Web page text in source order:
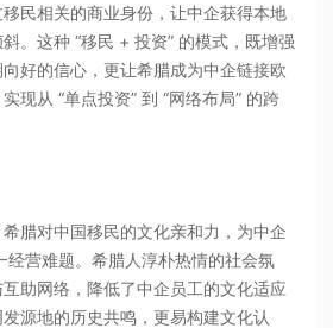
民相关的商业身份，让中企获得本地
。这种 “移民 + 投资” 的模式，既增强
好的信心，更让希腊成为中企链接欧
现从 “单点投资” 到 “网络布局” 的跨
腊对中国移民的文化亲和力，为中企
经营难题。希腊人淳朴热情的社会氛
助网络，降低了中企员工的文化适应
源地的历史共鸣，更易构建文化认